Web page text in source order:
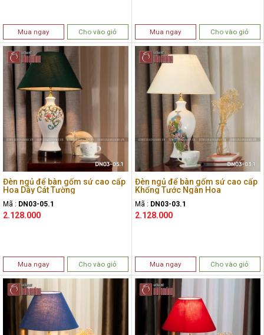
Mua ngay Cho vào giỏ Mua ngay Cho vào giỏ
Đèn ngủ để bàn gốm sứ cao cấp
Hoa Dây Cát Tường
Mã : DN03-05.1
2.128.000
Mua ngay Cho vào giỏ
Đèn ngủ để bàn gốm sứ cao cấp
Khổng Tước Ngàn Hoa
Mã : DN03-03.1
2.128.000
Mua ngay Cho vào giỏ